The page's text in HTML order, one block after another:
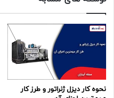
نحوه کار دیزل ژنراتور و طرز کار